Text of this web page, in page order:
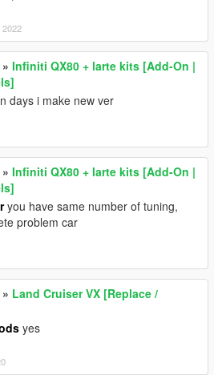
2022
» Infiniti QX80 + larte kits [Add-On |
days i make new ver
» Infiniti QX80 + larte kits [Add-On |
you have same number of tuning,
problem car
» Land Cruiser VX [Replace /
yes